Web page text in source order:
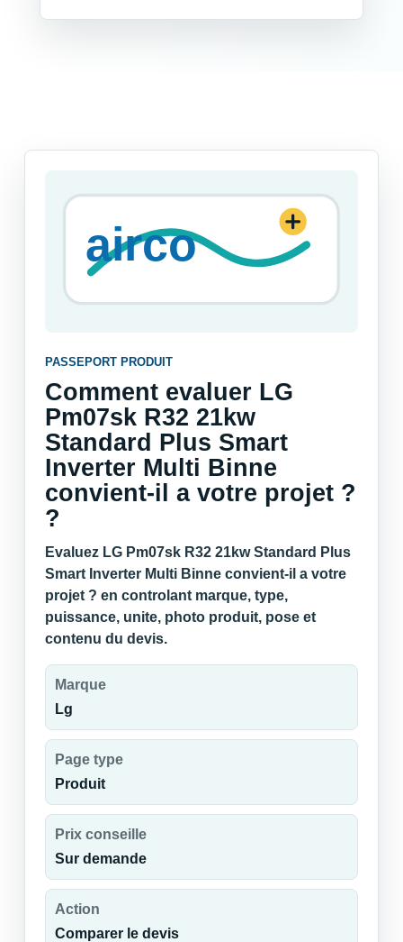
PASSEPORT PRODUIT
Comment evaluer LG
Pm07sk R32 21kw
Standard Plus Smart
Inverter Multi Binne
convient-il a votre projet ?
?
Evaluez LG Pm07sk R32 21kw Standard Plus
Smart Inverter Multi Binne convient-il a votre
projet ? en controlant marque, type,
puissance, unite, photo produit, pose et
contenu du devis.
Marque
Lg
Page type
Produit
Prix conseille
Sur demande
Action
Comparer le devis